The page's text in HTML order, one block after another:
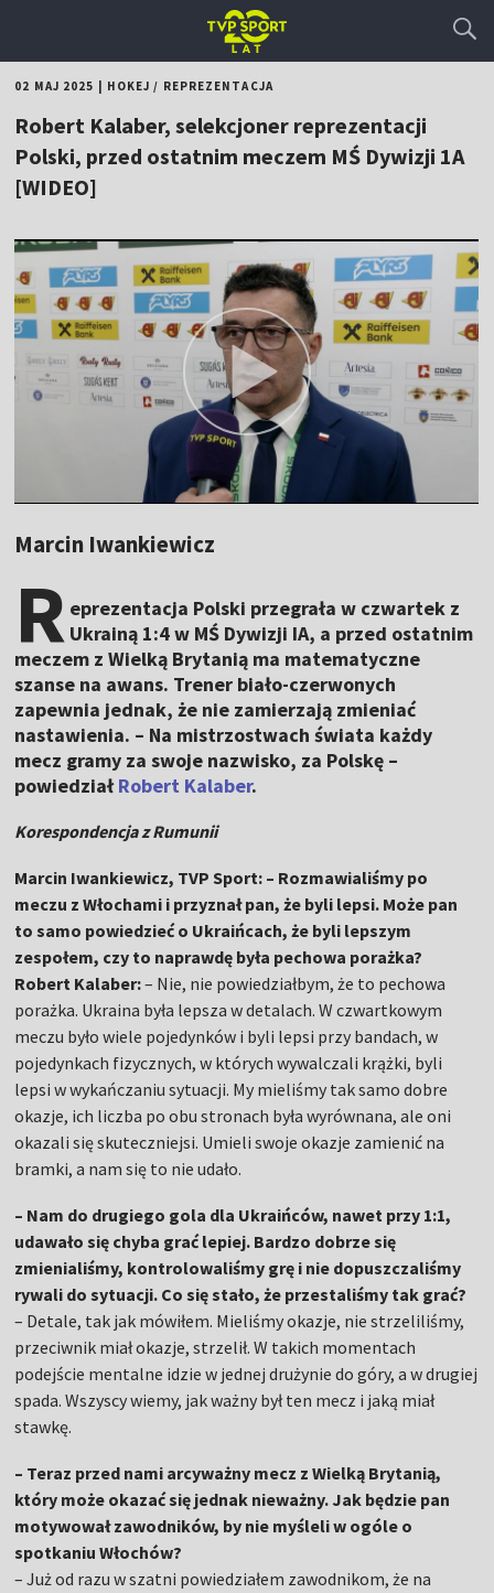
02 MAJ 2025 HOKEJ / REPREZENTACJA
Robert Kalaber, selekcjoner reprezentacji
Polski, przed ostatnim meczem MŚ Dywizji 1A
[WIDEO]
Marcin Iwankiewicz
R eprezentacja Polski przegrała w czwartek z
Ukrainą 1:4 w MŚ Dywizji IA, a przed ostatnim
meczem z Wielką Brytanią ma matematyczne
szanse na awans. Trener biało-czerwonych
zapewnia jednak, że nie zamierzają zmieniać
nastawienia. – Na mistrzostwach świata każdy
mecz gramy za swoje nazwisko, za Polskę –
powiedziałRobert Kalaber.
Korespondencja z Rumunii
Marcin Iwankiewicz, TVP Sport: – Rozmawialiśmy po
meczu z Włochami i przyznał pan, że byli lepsi. Może pan
to samo powiedzieć o Ukraińcach, że byli lepszym
zespołem, czy to naprawdę była pechowa porażka?
Robert Kalaber:– Nie, nie powiedziałbym, że to pechowa
porażka. Ukraina była lepsza w detalach. W czwartkowym
meczu było wiele pojedynków i byli lepsi przy bandach, w
pojedynkach fizycznych, w których wywalczali krążki, byli
lepsi w wykańczaniu sytuacji. My mieliśmy tak samo dobre
okazje, ich liczba po obu stronach była wyrównana, ale oni
okazali się skuteczniejsi. Umieli swoje okazje zamienić na
bramki, a nam się to nie udało.
– Nam do drugiego gola dla Ukraińców, nawet przy 1:1,
udawało się chyba grać lepiej. Bardzo dobrze się
zmienialiśmy, kontrolowaliśmy grę i nie dopuszczaliśmy
rywali do sytuacji. Co się stało, że przestaliśmy tak grać?
– Detale, tak jak mówiłem. Mieliśmy okazje, nie strzeliliśmy,
przeciwnik miał okazje, strzelił. W takich momentach
podejście mentalne idzie w jednej drużynie do góry, a w drugiej
spada. Wszyscy wiemy, jak ważny był ten mecz i jaką miał
stawkę.
– Teraz przed nami arcyważny mecz z Wielką Brytanią,
który może okazać się jednak nieważny. Jak będzie pan
motywował zawodników, by nie myśleli w ogóle o
spotkaniu Włochów?
– Już od razu w szatni powiedziałem zawodnikom, że na